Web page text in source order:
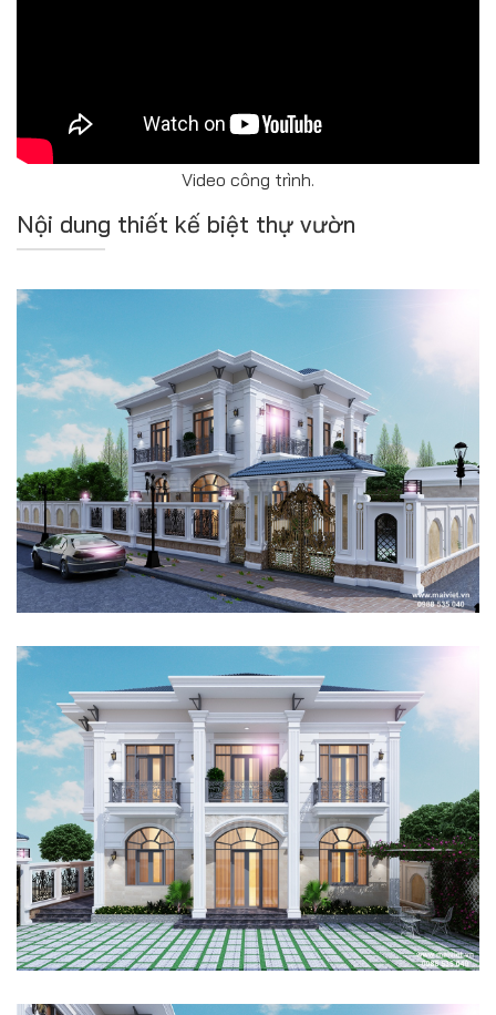
Video công trình.
Nội dung thiết kế biệt thự vườn